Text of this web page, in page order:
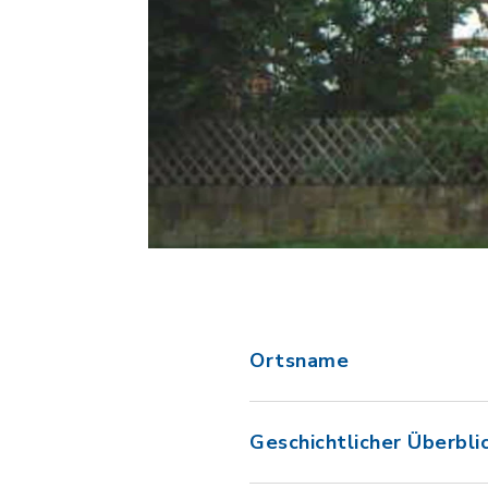
Ortsname
Geschichtlicher